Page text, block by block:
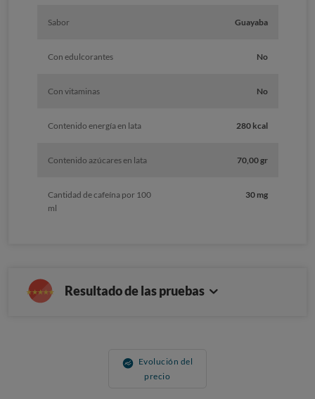
Sabor Guayaba
Con edulcorantes No
Con vitaminas No
Contenido energía en lata 280 kcal
Contenido azúcares en lata 70,00 gr
Cantidad de cafeína por 100
ml
30 mg
Resultado de las pruebas
Evolución del
precio